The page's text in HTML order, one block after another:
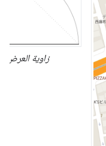
زاوية العرض